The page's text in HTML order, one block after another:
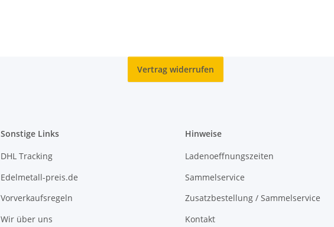
Vertrag widerrufen
Sonstige Links
DHL Tracking
Edelmetall-preis.de
Vorverkaufsregeln
Wir über uns
Hinweise
Ladenoeffnungszeiten
Sammelservice
Zusatzbestellung / Sammelservice
Kontakt